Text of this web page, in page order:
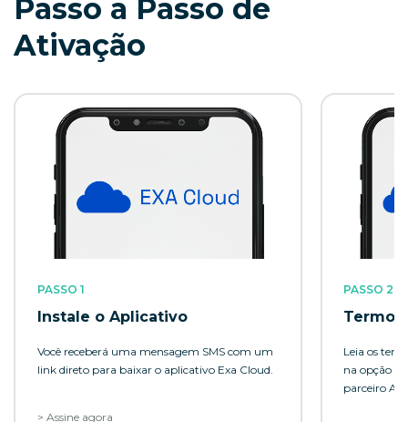
Passo a Passo de
Ativação
PASSO 1
Instale o Aplicativo
Você receberá uma mensagem SMS com um
link direto para baixar o aplicativo Exa Cloud.
> Assine agora
PASSO 2
Leia os
na opção
parceiro